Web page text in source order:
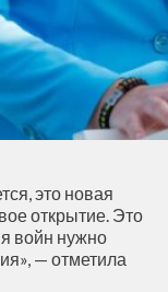
это новая
открытие. Это
войн нужно
— отметила